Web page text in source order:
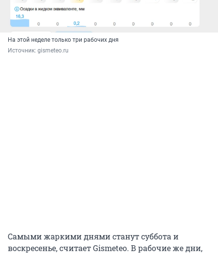
На этой неделе только три рабочих дня
Источник: gismeteo.ru
Самыми жаркими днями станут суббота и
воскресенье, считает Gismeteo. В рабочие же дни,